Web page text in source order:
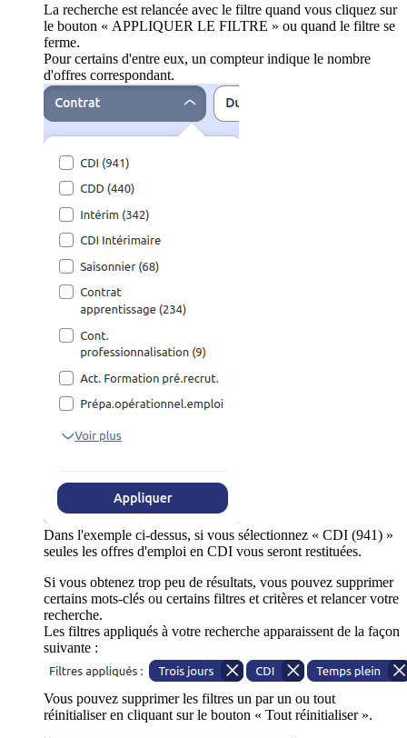
La recherche est relancée avec le filtre quand vous cliquez sur
le bouton « APPLIQUER LE FILTRE » ou quand le filtre se
ferme.
Pour certains d'entre eux, un compteur indique le nombre
d'offres correspondant.
Dans l'exemple ci-dessus, si vous sélectionnez « CDI (941) »
seules les offres d'emploi en CDI vous seront restituées.
Si vous obtenez trop peu de résultats, vous pouvez supprimer
certains mots-clés ou certains filtres et critères et relancer votre
recherche.
Les filtres appliqués à votre recherche apparaissent de la façon
suivante :
Vous pouvez supprimer les filtres un par un ou tout
réinitialiser en cliquant sur le bouton « Tout réinitialiser ».